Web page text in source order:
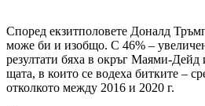
Според екзитполовете Доналд
може би и изобщо. С 46% –
резултати бяха в окръг Маями-Дейд
щата, в които се водеха битките –
отколкото между 2016 и 2020 г.